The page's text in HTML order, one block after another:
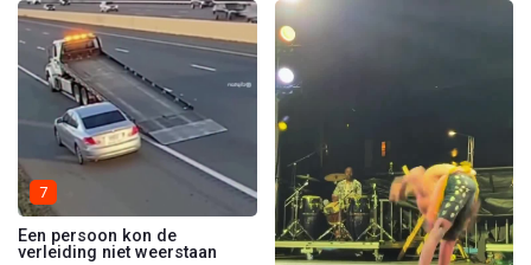
7
Een persoon kon de
verleiding niet weerstaan